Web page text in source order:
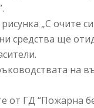
„С очите
средства ще
ГД “Пожарна